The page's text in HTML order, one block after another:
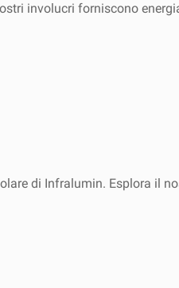
involucri forniscono
di Infralumin. Esplora il